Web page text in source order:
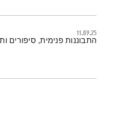
11.09.25
תמצית הפודקאסט
התבוננות פנימית, סיפורים